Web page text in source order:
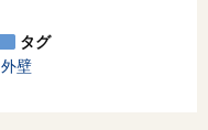
タグ
外壁